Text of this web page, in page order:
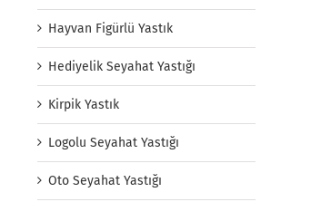
Hayvan Figürlü Yastık
Hediyelik Seyahat Yastığı
Kirpik Yastık
Logolu Seyahat Yastığı
Oto Seyahat Yastığı